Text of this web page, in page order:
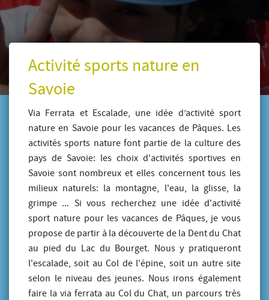
Activité sports nature en
Savoie
Via Ferrata et Escalade, une idée d’activité sport
nature en Savoie pour les vacances de Pâques. Les
activités sports nature font partie de la culture des
pays de Savoie: les choix d'activités sportives en
Savoie sont nombreux et elles concernent tous les
milieux naturels: la montagne, l'eau, la glisse, la
grimpe ... Si vous recherchez une idée d'activité
sport nature pour les vacances de Pâques, je vous
propose de partir à la découverte de la Dent du Chat
au pied du Lac du Bourget. Nous y pratiqueront
l'escalade, soit au Col de l'épine, soit un autre site
selon le niveau des jeunes. Nous irons également
faire la via ferrata au Col du Chat, un parcours très